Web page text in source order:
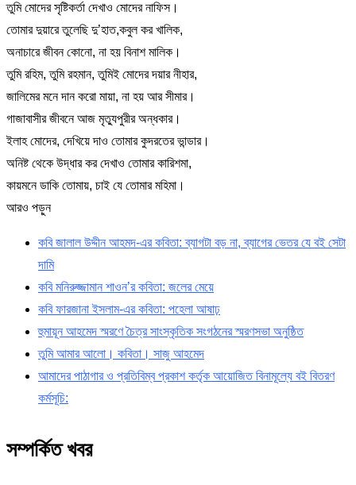
তুমি মোদের সৃষ্টিকর্তা দেখাও মোদের নাফিস।
তোমার দুয়ারে তুলেছি দু’হাত,কবুল কর খালিক,
অনাচারে জীবন কোনো, না হয় বিনাশ মালিক।
তুমি রহিম, তুমি রহমান, তুমিই মোদের দয়ার নীহার,
জালিমের মনে দান করো মায়া, না হয় আর সীমার।
গাজাবাসীর জীবনে আজ মৃত্যুপুরীর অন্ধকার।
ইলাহ মোদের, দেখিয়ে দাও তোমার কুদরতের ভান্ডার।
অনিষ্ট থেকে উদ্ধার কর দেখাও তোমার কারিশমা,
কায়মনে ডাকি তোমায়, চাই যে তোমার মহিমা।
আরও পড়ুন
কবি জালাল উদ্দীন আহমদ-এর কবিতা: ব্যাগটা বড় না, ব্যাগের ভেতর যে বই সেটা
দামি
কবি মনিরুজ্জামান শাওন’র কবিতা: জলের মেয়ে
কবি ফারজানা ইসলাম-এর কবিতা: পহেলা আষাঢ়
হুমায়ূন আহমেদ স্মরণে চৈত্র সাংস্কৃতিক সংগঠনের স্মরণসভা অনুষ্ঠিত
তুমি আমার আলো। কবিতা। সাজু আহমেদ
আমাদের পাঠাগার ও প্রতিবিম্ব প্রকাশ কর্তৃক আয়োজিত বিনামূল্যে বই বিতরণ
কর্মসূচি:
সম্পর্কিত খবর